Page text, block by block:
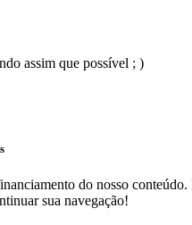
assim que possível ; )
do nosso
sua navegação!